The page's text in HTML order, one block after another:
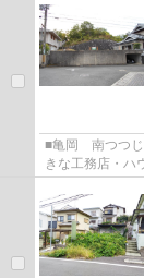
■亀岡 南つつ
きな工務店・ハ